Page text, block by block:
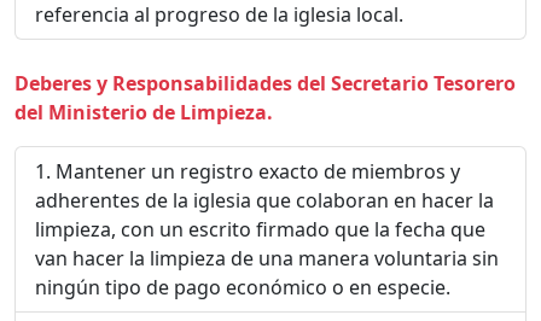
referencia al progreso de la iglesia local.
Deberes y Responsabilidades del Secretario Tesorero
del Ministerio de Limpieza.
Mantener un registro exacto de miembros y
adherentes de la iglesia que colaboran en hacer la
limpieza, con un escrito firmado que la fecha que
van hacer la limpieza de una manera voluntaria sin
ningún tipo de pago económico o en especie.